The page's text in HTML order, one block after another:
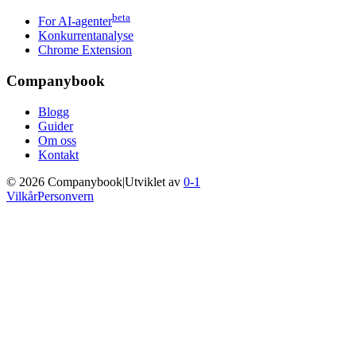
For AI-agenterbeta
Konkurrentanalyse
Chrome Extension
Companybook
Blogg
Guider
Om oss
Kontakt
© 2026 Companybook|Utviklet av 0-1
VilkårPersonvern